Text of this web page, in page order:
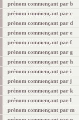
prénom commençant par b
prénom commençant par c
prénom commençant par d
prénom commençant par e
prénom commençant par f
prénom commençant par g
prénom commençant par h
prénom commençant par i
prénom commençant par j
prénom commençant par k
prénom commençant par l
prénom commençant par m